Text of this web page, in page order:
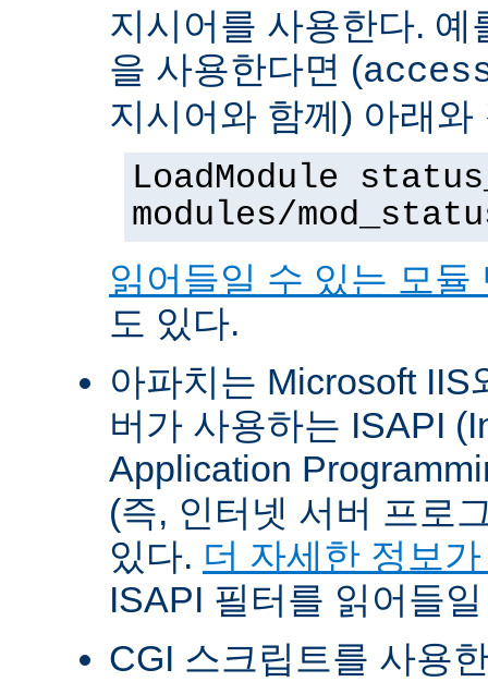
지시어를 사용한다. 예
을 사용한다면 (
지시어와 함께) 아래와
LoadModule
modules/
읽어들일 수 있는 모듈
도 있다.
아파치는 Microsoft
버가 사용하는 ISAPI
Application
(즉, 인터넷 서버 프로
있다. 더 자세한 정보
ISAPI 필터를 읽어들
CGI 스크립트를 사용